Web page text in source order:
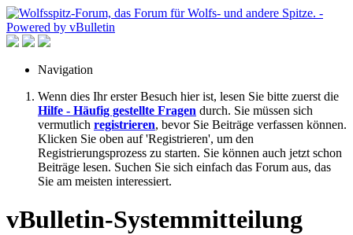
Navigation
Wenn dies Ihr erster Besuch hier ist, lesen Sie bitte zuerst die
Hilfe - Häufig gestellte Fragen durch. Sie müssen sich
vermutlich registrieren, bevor Sie Beiträge verfassen können.
Klicken Sie oben auf 'Registrieren', um den
Registrierungsprozess zu starten. Sie können auch jetzt schon
Beiträge lesen. Suchen Sie sich einfach das Forum aus, das
Sie am meisten interessiert.
vBulletin-Systemmitteilung